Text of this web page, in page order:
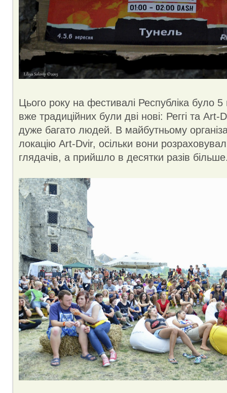
Цього року на фестивалі Республіка було
вже традиційних були дві нові: Реггі та
дуже багато людей. В майбутньому
локацію Art-Dvir, осільки вони
глядачів, а прийшло в десятки разів